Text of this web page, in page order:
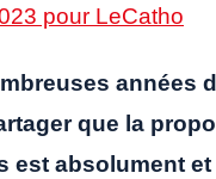
pour LeCatho
années
que la
absolument